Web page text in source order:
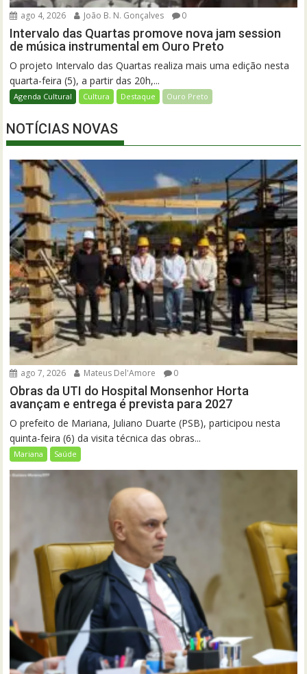
ago 4, 2026 João B. N. Gonçalves 0
Intervalo das Quartas promove nova jam session
de música instrumental em Ouro Preto
O projeto Intervalo das Quartas realiza mais uma edição nesta
quarta-feira (5), a partir das 20h,...
Agenda Cultural Cultura Destaque Ouro Preto
NOTÍCIAS NOVAS
ago 7, 2026 Mateus Del'Amore 0
Obras da UTI do Hospital Monsenhor Horta
avançam e entrega é prevista para 2027
O prefeito de Mariana, Juliano Duarte (PSB), participou nesta
quinta-feira (6) da visita técnica das obras...
Mariana Saúde